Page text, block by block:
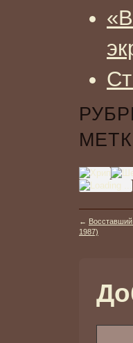
← Восставший
1987)